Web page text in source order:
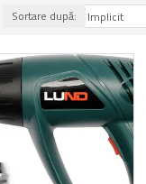
Sortare după: